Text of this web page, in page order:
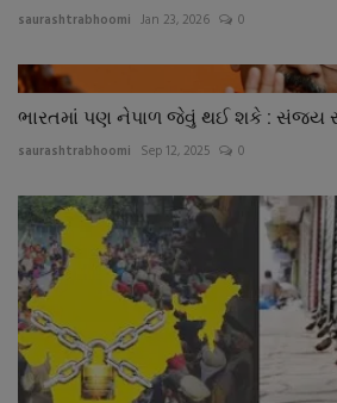
saurashtrabhoomi Jan 23, 2026 0
ભારતમાં પણ નેપાળ જેવું થઈ શકે : સંજય
saurashtrabhoomi Sep 12, 2025 0